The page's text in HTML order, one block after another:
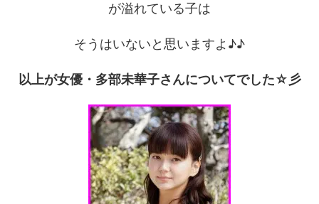
が溢れている子は
そうはいないと思いますよ♪♪
以上が女優・多部未華子さんについてでした☆彡